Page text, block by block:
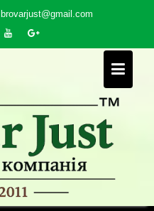
brovarjust@gmail.com